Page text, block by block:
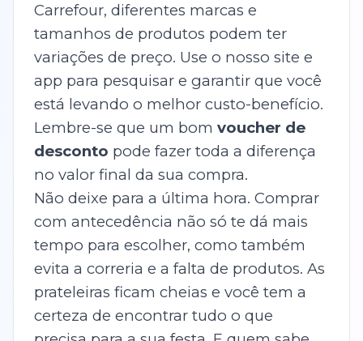
Carrefour, diferentes marcas e
tamanhos de produtos podem ter
variações de preço. Use o nosso site e
app para pesquisar e garantir que você
está levando o melhor custo-benefício.
Lembre-se que um bom voucher de
desconto pode fazer toda a diferença
no valor final da sua compra.
Não deixe para a última hora. Comprar
com antecedência não só te dá mais
tempo para escolher, como também
evita a correria e a falta de produtos. As
prateleiras ficam cheias e você tem a
certeza de encontrar tudo o que